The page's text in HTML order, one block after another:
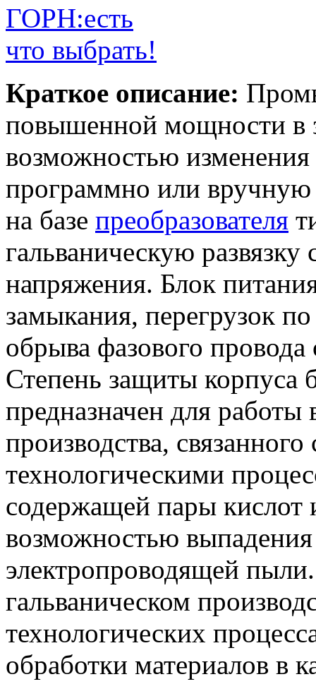
Краткое описание:
повышенной мощности в
возможностью
программно или вручную
на базе преобразователя
гальваническую
напряжения. Блок
замыкания, перегрузок
обрыва фазового провода
Степень защиты корпуса
предназначен для
производства,
технологическими
содержащей пары кислот
возможностью
электропроводящей
гальваническом
технологических
обработки материалов в